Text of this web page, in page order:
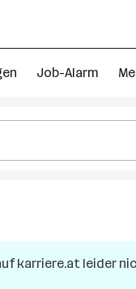
Job-Alarm
karriere.at leider